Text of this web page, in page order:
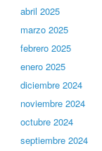
abril 2025
marzo 2025
febrero 2025
enero 2025
diciembre 2024
noviembre 2024
octubre 2024
septiembre 2024